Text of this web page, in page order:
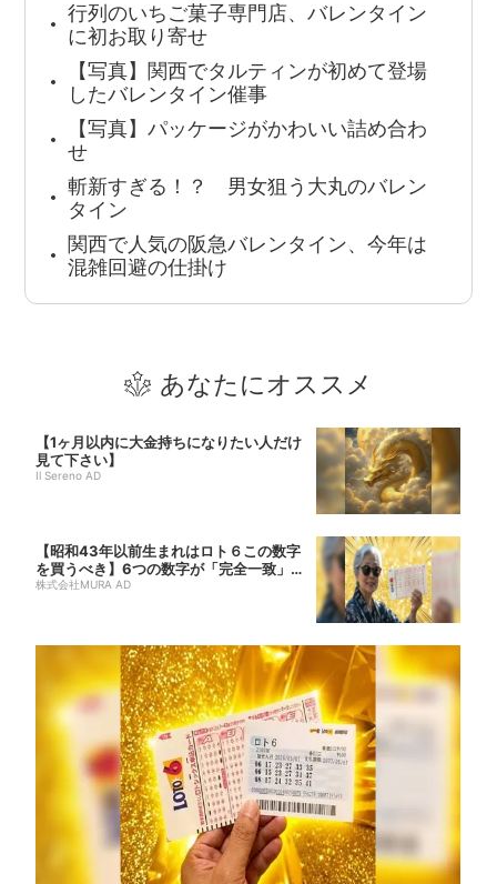
行列のいちご菓子専門店、バレンタイン
に初お取り寄せ
【写真】関西でタルティンが初めて登場
したバレンタイン催事
【写真】パッケージがかわいい詰め合わ
せ
斬新すぎる！？ 男女狙う大丸のバレン
タイン
関西で人気の阪急バレンタイン、今年は
混雑回避の仕掛け
あなたにオススメ
【1ヶ月以内に大金持ちになりたい人だけ
見て下さい】
Il Sereno AD
【昭和43年以前生まれはロト６この数字
を買うべき】6つの数字が「完全一致」す
る方...
株式会社MURA AD